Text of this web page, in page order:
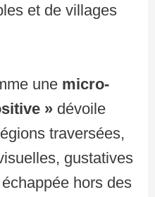
et de villages
une micro-
» dévoile
traversées,
gustatives
hors des